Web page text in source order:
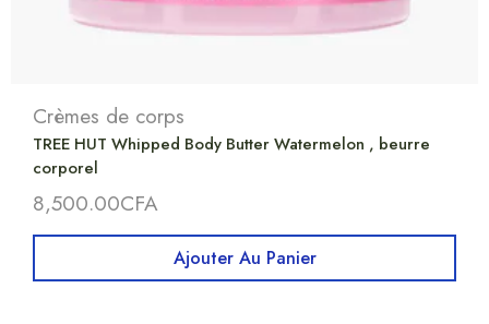
Crèmes de corps
TREE HUT Whipped Body Butter Watermelon , beurre
corporel
8,500.00CFA
Ajouter Au Panier